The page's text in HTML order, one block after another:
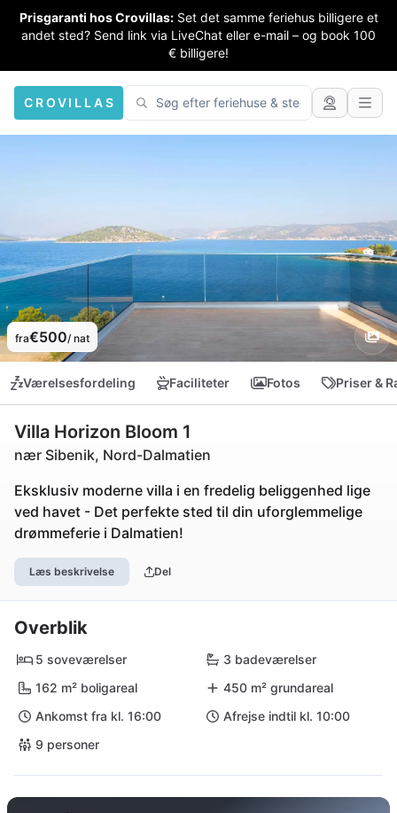
Prisgaranti hos Crovillas: Set det samme feriehus billigere et
andet sted? Send link via LiveChat eller e-mail – og book 100
€ billigere!
CROVILLAS
fra€500/ nat
Værelsesfordeling Faciliteter Fotos Priser &
Villa Horizon Bloom 1
nær Sibenik, Nord-Dalmatien
Eksklusiv moderne villa i en fredelig beliggenhed lige
ved havet - Det perfekte sted til din uforglemmelige
drømmeferie i Dalmatien!
Læs beskrivelse Del
Overblik
5 soveværelser
3 badeværelser
162 m² boligareal
450 m² grundareal
Ankomst fra kl. 16:00
Afrejse indtil kl. 10:00
9 personer